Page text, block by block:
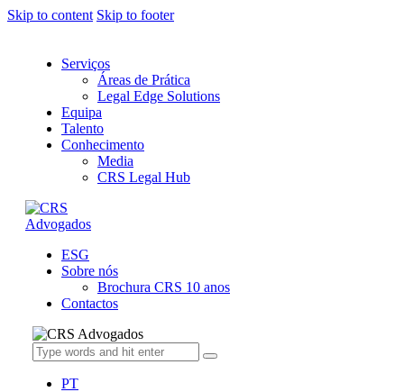
Skip to content Skip to footer
Serviços
Áreas de Prática
Legal Edge Solutions
Equipa
Talento
Conhecimento
Media
CRS Legal Hub
ESG
Sobre nós
Brochura CRS 10 anos
Contactos
PT